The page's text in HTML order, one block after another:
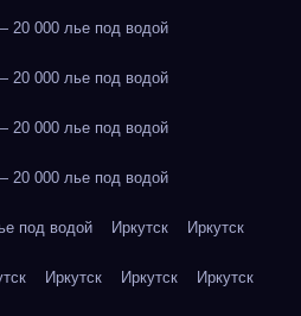
000 лье под водой
000 лье под водой
000 лье под водой
000 лье под водой
под водой Иркутск Иркутск
Иркутск Иркутск Иркутск